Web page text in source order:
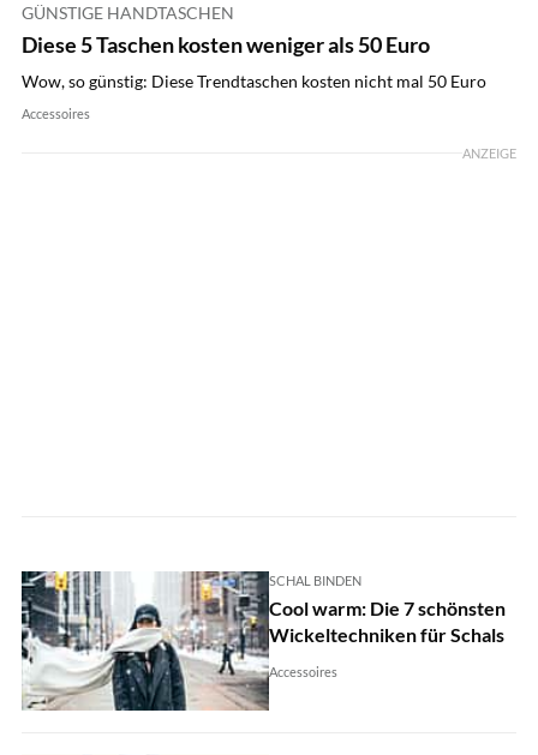
GÜNSTIGE HANDTASCHEN
Diese 5 Taschen kosten weniger als 50 Euro
Wow, so günstig: Diese Trendtaschen kosten nicht mal 50 Euro
Accessoires
ANZEIGE
SCHAL BINDEN
Cool warm: Die 7 schönsten
Wickeltechniken für Schals
Accessoires